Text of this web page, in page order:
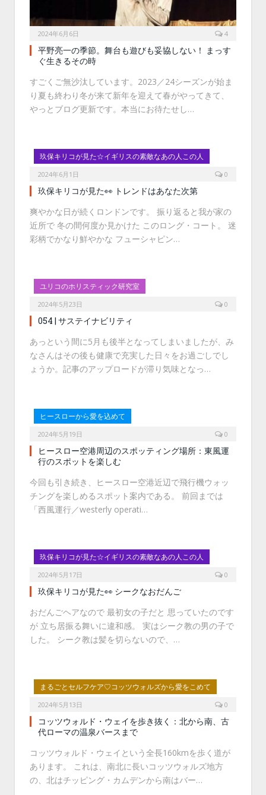
2024年6月6日 4
平野亮一の季節。舞台も遊びも妥協しない！ まっす
ぐ生きるその時
すごくご無沙汰しています。2023／24シーズンが始ま
り夏も終わり冬が来て新年を迎えて春がやってきて、
やっとブログ更新です。本当にお待たせし…
玖保キリコが見た☆イギリスの素敵なあの人この人
2024年6月1日 0
玖保キリコが見た👀 トレンドはあなた次第
爽やかな日が続くロンドンです。 振り返ると我が家の
近所で 冬の間何度か見かけた このロング・コート。 迷
彩柄でかなり鮮やかな フューシャピン…
ユリコのホリスティック研究室
2024年5月23日 0
054 | サステイナビリティ
あっという間に5月も後半となってしまいましたが、み
なさんはその後も健康で充実した日々をお過ごしでし
ょうか。記事のアップロードが滞り気味となっ…
ヒースローから愛を込めて
2024年5月19日 0
ヒースロー空港周辺のスポッティング場所：東風運
行のスポットを楽しむ
今回も引き続き、ヒースロー空港近辺で飛行機ウォッ
チングを楽しめるスポット案内である。 前回までは
「西風運行／westerly operati…
玖保キリコが見た☆イギリスの素敵なあの人この人
2024年5月17日 0
玖保キリコが見た👀 シークなおだんご
おだんごヘアなので 最初女の子だと 思っていたのです
が 立ち居振る舞いに違和感。 実はシーク教の男の子で
した。 シーク教は髪を切らないので、…
まるごとセルフケア♡コッツウォルズから愛をこめて
2024年5月13日 0
コッツウォルド・ウェイを歩き抜く：北から南、古
代ローマの温泉バースまで
コッツウォルド・ウェイという全長160kmを歩く道が
あります。 これは、南北に長いコッツウォルズ地方
の、北はチッピング・カムデンから南はバー…